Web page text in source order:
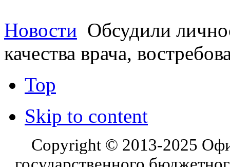
Новости Обсудили
качества врача,
Top
Skip to content
Copyright © 2013-2025